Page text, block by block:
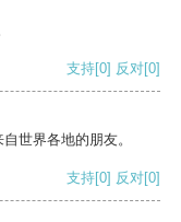
支持[0] 反对[0]
世界各地的朋友。
支持[0] 反对[0]